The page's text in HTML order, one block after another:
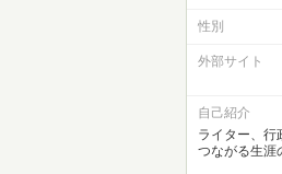
性別
外部サイト
自己紹介
ライター、行
つながる生涯